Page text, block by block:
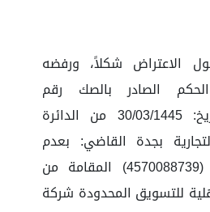
الاعتراض شكلاً، ورفضه
الصادر بالصك رقم
(4530295038) وتاريخ: 30/03/1445 من الدائرة
بجدة القاضي: بعدم
قبول الدعوى رقم (4570088739) المقامة من
للتسويق المحدودة شركة